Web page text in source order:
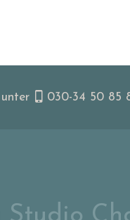
030-34 50 85